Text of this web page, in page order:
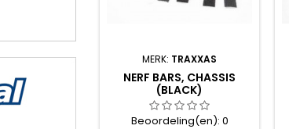
MERK: TRAXXAS
NERF BARS, CHASSIS
(BLACK)
Beoordeling(en):0